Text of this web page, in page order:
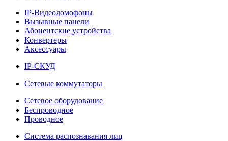
IP-Видеодомофоны
Вызывные панели
Абонентские устройства
Конвертеры
Аксессуары
IP-СКУД
Сетевые коммутаторы
Сетевое оборудование
Беспроводное
Проводное
Система распознавания лиц